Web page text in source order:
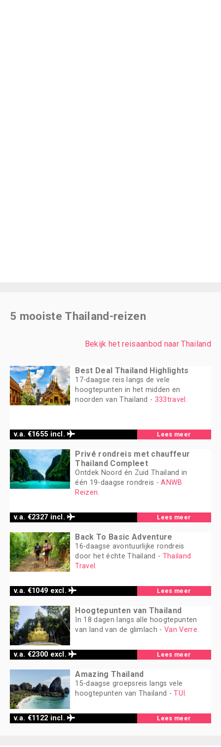
5 mooiste Thailand-reizen
Bekijk het reisaanbod naar Thailand
v.a. €1655 incl.
Best Deal Thailand Highlights
17-daagse reis langs de vele
hoogtepunten in het midden en
noorden van Thailand - 333travel.
Lees meer
v.a. €2327 incl.
Privé rondreis met chauffeur
Thailand Compleet
Ontdek Noord én Zuid Thailand in
één 19-daagse rondreis -ANWB
Reizen.
Lees meer
v.a. €1049 excl.
Back To Basic Adventure
16-daagse avontuurlijke rondreis
door het échte Thailand - Thailand
Travel.
Lees meer
v.a. €2300 excl.
Hoogtepunten van Thailand
In 18 dagen langs alle hoogtepunten
van land van de glimlach -Van Verre.
Lees meer
v.a. €1122 incl.
Amazing Thailand
15-daagse groepsreis langs vele
hoogtepunten van Thailand -TUI.
Lees meer